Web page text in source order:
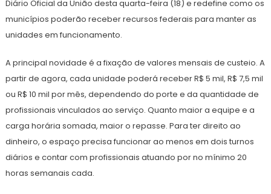
Diário Oficial da União desta quarta-feira (18) e redefine como os
municípios poderão receber recursos federais para manter as
unidades em funcionamento.
A principal novidade é a fixação de valores mensais de custeio. A
partir de agora, cada unidade poderá receber R$ 5 mil, R$ 7,5 mil
ou R$ 10 mil por mês, dependendo do porte e da quantidade de
profissionais vinculados ao serviço. Quanto maior a equipe e a
carga horária somada, maior o repasse. Para ter direito ao
dinheiro, o espaço precisa funcionar ao menos em dois turnos
diários e contar com profissionais atuando por no mínimo 20
horas semanais cada.